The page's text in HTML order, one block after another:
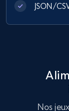
JSON/
Nos